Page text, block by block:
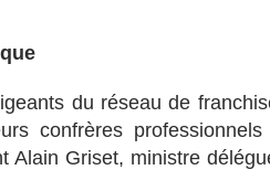
du réseau de
confrères
Alain Griset, ministre